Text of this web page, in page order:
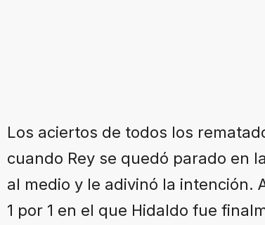
Los aciertos de todos los
cuando Rey se quedó parado en
al medio y le adivinó la intención.
1 por 1 en el que Hidaldo fue